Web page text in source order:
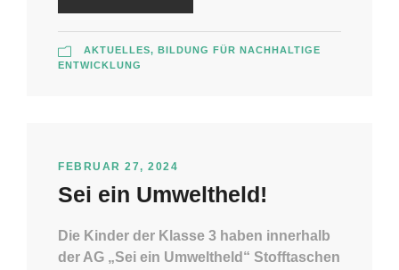
AKTUELLES, BILDUNG FÜR NACHHALTIGE
ENTWICKLUNG
FEBRUAR 27, 2024
Sei ein Umweltheld!
Die Kinder der Klasse 3 haben innerhalb
der AG „Sei ein Umweltheld“ Stofftaschen